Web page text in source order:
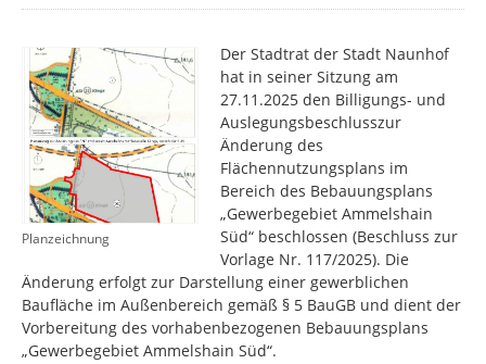
Planzeichnung
Der Stadtrat der Stadt Naunhof
hat in seiner Sitzung am
27.11.2025 den Billigungs- und
Auslegungsbeschlusszur
Änderung des
Flächennutzungsplans im
Bereich des Bebauungsplans
„Gewerbegebiet Ammelshain
Süd“ beschlossen (Beschluss zur
Vorlage Nr. 117/2025). Die
Änderung erfolgt zur Darstellung einer gewerblichen
Baufläche im Außenbereich gemäß § 5 BauGB und dient der
Vorbereitung des vorhabenbezogenen Bebauungsplans
„Gewerbegebiet Ammelshain Süd“.